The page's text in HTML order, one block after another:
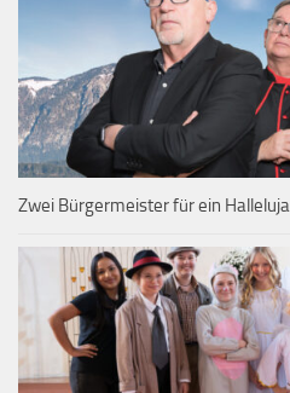
Zwei Bürgermeister für ein Halleluja